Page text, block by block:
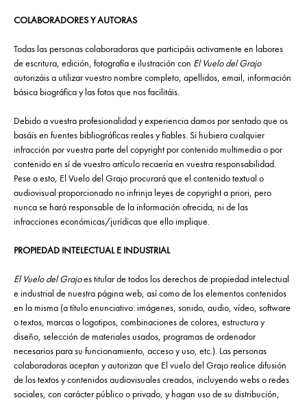
COLABORADORES Y AUTORAS
Todas las personas colaboradoras que participáis activamente en labores
de escritura, edición, fotografía e ilustración con El Vuelo del Grajo
autorizáis a utilizar vuestro nombre completo, apellidos, email, información
básica biográfica y las fotos que nos facilitáis.
Debido a vuestra profesionalidad y experiencia damos por sentado que os
basáis en fuentes bibliográficas reales y fiables. Si hubiera cualquier
infracción por vuestra parte del copyright por contenido multimedia o por
contenido en sí de vuestro artículo recaería en vuestra responsabilidad.
Pese a esto, El Vuelo del Grajo procurará que el contenido textual o
audiovisual proporcionado no infrinja leyes de copyright a priori, pero
nunca se hará responsable de la información ofrecida, ni de las
infracciones económicas/jurídicas que ello implique.
PROPIEDAD INTELECTUAL E INDUSTRIAL
El Vuelo del Grajoes titular de todos los derechos de propiedad intelectual
e industrial de nuestra página web, así como de los elementos contenidos
en la misma (a título enunciativo: imágenes, sonido, audio, vídeo, software
o textos, marcas o logotipos, combinaciones de colores, estructura y
diseño, selección de materiales usados, programas de ordenador
necesarios para su funcionamiento, acceso y uso, etc.). Las personas
colaboradoras aceptan y autorizan que El vuelo del Grajo realice difusión
de los textos y contenidos audiovisuales creados, incluyendo webs o redes
sociales, con carácter público o privado, y hagan uso de su distribución,